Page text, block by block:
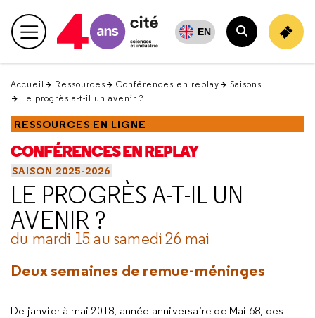
en
haut Menu principal EN
Rechercher
Accueil Ressources Conférences en replay
Saisons
Le progrès a-t-il un avenir ?
RESSOURCES EN LIGNE
CONFÉRENCES EN REPLAY
SAISON 2025-2026
LE PROGRÈS A-T-IL UN
AVENIR ?
du mardi 15 au samedi 26 mai
Deux semaines de remue-méninges
De janvier à mai 2018, année anniversaire de Mai 68, des